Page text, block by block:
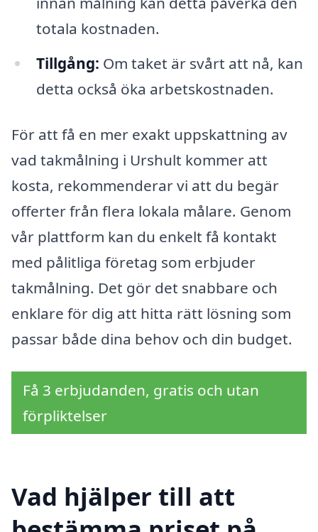
totala kostnaden.
Tillgång: Om taket är svårt att nå, kan
detta också öka arbetskostnaden.
För att få en mer exakt uppskattning av
vad takmålning i Urshult kommer att
kosta, rekommenderar vi att du begär
offerter från flera lokala målare. Genom
vår plattform kan du enkelt få kontakt
med pålitliga företag som erbjuder
takmålning. Det gör det snabbare och
enklare för dig att hitta rätt lösning som
passar både dina behov och din budget.
Få 3 erbjudanden, gratis och utan
förpliktelser
Vad hjälper till att